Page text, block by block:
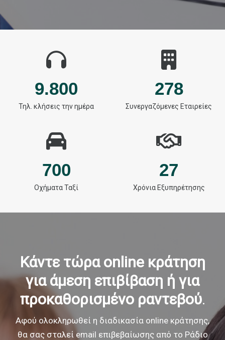
9.800
Τηλ. κλήσεις την ημέρα
278
Συνεργαζόμενες Εταιρείες
700
Οχήματα Ταξί
27
Χρόνια Εξυπηρέτησης
Κάντε τώρα online κράτηση
για άμεση επιβίβαση ή για
προκαθορισμένο ραντεβού.
Αφού ολοκληρωθεί η διαδικασία online κράτησης,
θα σας σταλεί email επιβεβαίωσηςαπό το Ράδιο